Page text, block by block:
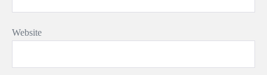
Website